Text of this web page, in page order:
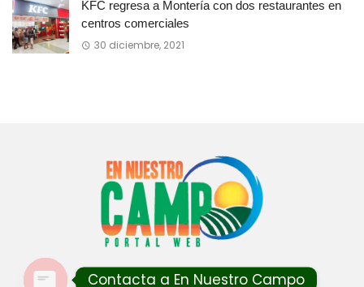
KFC regresa a Montería con dos restaurantes en
centros comerciales
30 diciembre, 2021
Contacta a En Nuestro Campo